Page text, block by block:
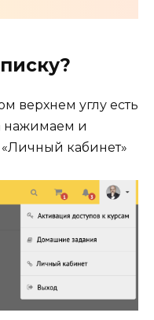
верхнем углу есть
нажимаем и
кабинет»